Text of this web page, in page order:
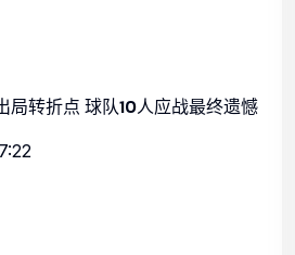
局转折点 球队10人应战最终遗憾